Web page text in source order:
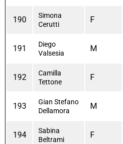
190
Simona
Cerutti
F
191
Diego
Valsesia
M
192
Camilla
Tettone
F
193
Gian Stefano
Dellamora
M
194
Sabina
Beltrami
F